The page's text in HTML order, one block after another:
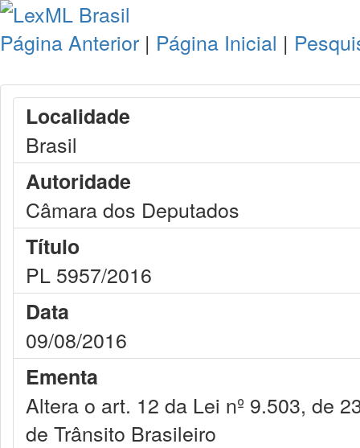
Página Anterior | Página Inicial |
Localidade
Brasil
Autoridade
Câmara dos Deputados
Título
PL 5957/2016
Data
09/08/2016
Ementa
Altera o art. 12 da Lei nº 9.503, de
de Trânsito Brasileiro